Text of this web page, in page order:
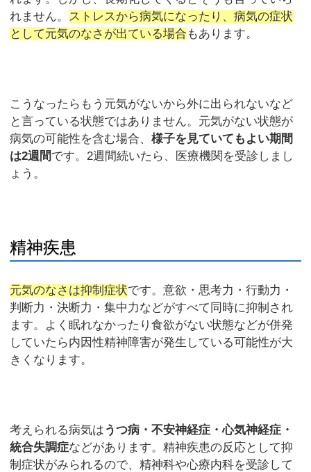
れません。
ストレスから病気になったり、病気の症状
として元気のなさが出ている場合 もあります。
こうなったらもう元気がないから外に出られないなど
と言っている状態ではありません。元気がない状態が
病気の可能性を含む場合、様子を見ていてもよい期間
は2週間です。2週間続いたら、医療機関を受診しまし
ょう。
精神疾患
元気のなさは抑制症状です。意欲・思考力・行動力・
判断力・決断力・集中力などがすべて同時に抑制され
ます。よく眠れなかったり食欲がない状態などが併発
していたら内因性精神障害が発生している可能性が大
きくなります。
考えられる病気は うつ病・不安神経症・心気神経症・
統合失調症などがあります。精神疾患の反応として抑
制症状がみられるので、精神科や心療内科を受診して